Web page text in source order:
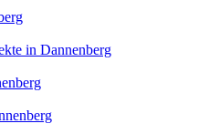
in Dannenberg